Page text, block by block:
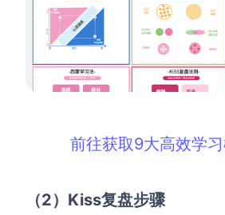
前往获取9大高效学
（2）Kiss复盘步骤